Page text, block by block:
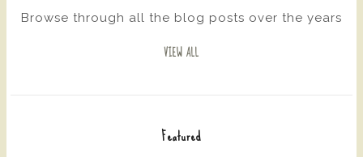
Browse through all the blog posts over the years
VIEW ALL
Featured